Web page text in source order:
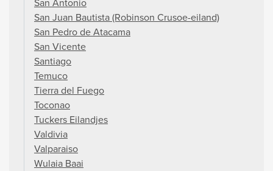
San Juan Bautista (Robinson Crusoe-eiland)
San Pedro de Atacama
San Vicente
Santiago
Temuco
Tierra del Fuego
Toconao
Tuckers Eilandjes
Valdivia
Valparaiso
Wulaia Baai